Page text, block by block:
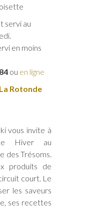
servi au
en moins
ou en ligne
Rotonde
vous invite à
Hiver au
des Trésoms.
produits de
court. Le
les saveurs
ses recettes